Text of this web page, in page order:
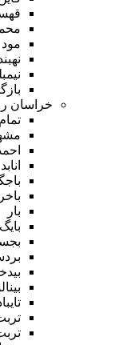
مود
خراسان
انابد
بار
بایگ